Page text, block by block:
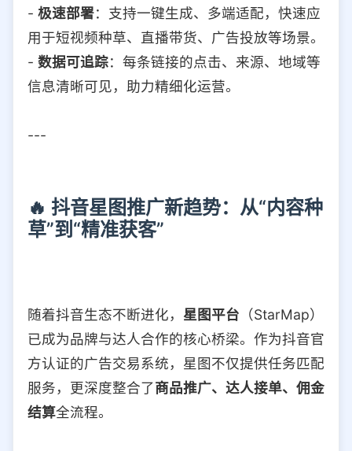
- 极速部署：支持一键生成、多端适配，快速应
用于短视频种草、直播带货、广告投放等场景。
- 数据可追踪：每条链接的点击、来源、地域等
信息清晰可见，助力精细化运营。
---
🔥 抖音星图推广新趋势：从“内容种
草”到“精准获客”
随着抖音生态不断进化， 星图平台 （StarMap）
已成为品牌与达人合作的核心桥梁。作为抖音官
方认证的广告交易系统，星图不仅提供任务匹配
服务，更深度整合了商品推广、达人接单、佣金
结算全流程。